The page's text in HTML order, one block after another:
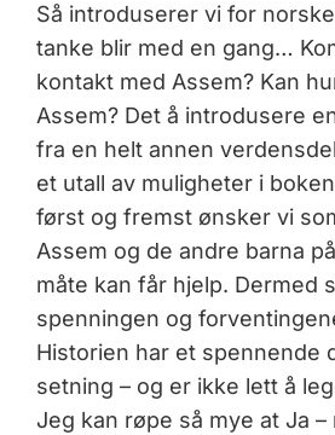
Så introduserer vi for
tanke blir med en gang…
kontakt med Assem? Kan
Assem? Det å introdusere
fra en helt annen
et utall av muligheter i
først og fremst ønsker vi
Assem og de andre barna
måte kan får hjelp. Dermed
spenningen og
Historien har et spennende
setning – og er ikke lett å
Jeg kan røpe så mye at Ja